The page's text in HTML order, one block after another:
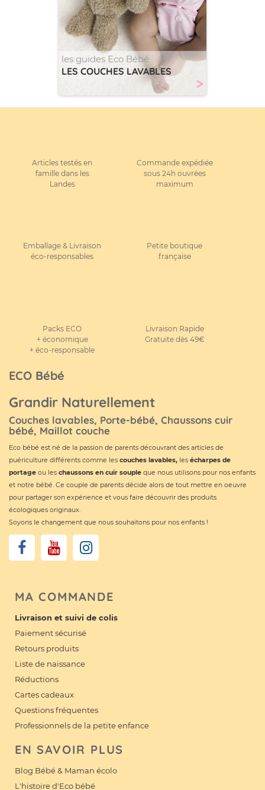
les guides Eco Bébé
LES COUCHES LAVABLES
>
Articles testés en
famille dans les
Landes
Commande expédiée
sous 24h ouvrées
maximum
Emballage & Livraison
éco-responsables
Petite boutique
française
Packs ECO
+ économique
+ éco-responsable
Livraison Rapide
Gratuite dès 49€
ECO Bébé
Grandir Naturellement
Couches lavables, Porte-bébé, Chaussons cuir
bébé, Maillot couche
Eco bébé est né de la passion de parents découvrant des articles de
puériculture différents comme les couches lavables, les écharpes de
portage ou les chaussons en cuir souple que nous utilisons pour nos enfants
et notre bébé. Ce couple de parents décide alors de tout mettre en oeuvre
pour partager son expérience et vous faire découvrir des produits
écologiques originaux.
Soyons le changement que nous souhaitons pour nos enfants !
MA COMMANDE
Livraison et suivi de colis
Paiement sécurisé
Retours produits
Liste de naissance
Réductions
Cartes cadeaux
Questions fréquentes
Professionnels de la petite enfance
EN SAVOIR PLUS
Blog Bébé & Maman écolo
L'histoire d'Eco bébé